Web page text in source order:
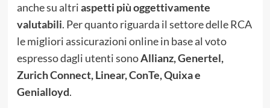
anche su altriaspetti più oggettivamente
valutabili. Per quanto riguarda il settore delle RCA
le migliori assicurazioni online in base al voto
espresso dagli utenti sonoAllianz, Genertel,
Zurich Connect, Linear, ConTe, Quixa e
Genialloyd.